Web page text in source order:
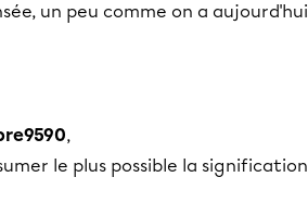
un peu comme on a
,
le plus possible la signification